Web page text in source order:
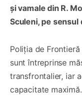
și vamale din R.
Sculeni, pe sensul
Poliția de
sunt întreprinse
transfrontalier, iar
capacitate maximă.